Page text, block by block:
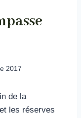
2017
de la
les réserves